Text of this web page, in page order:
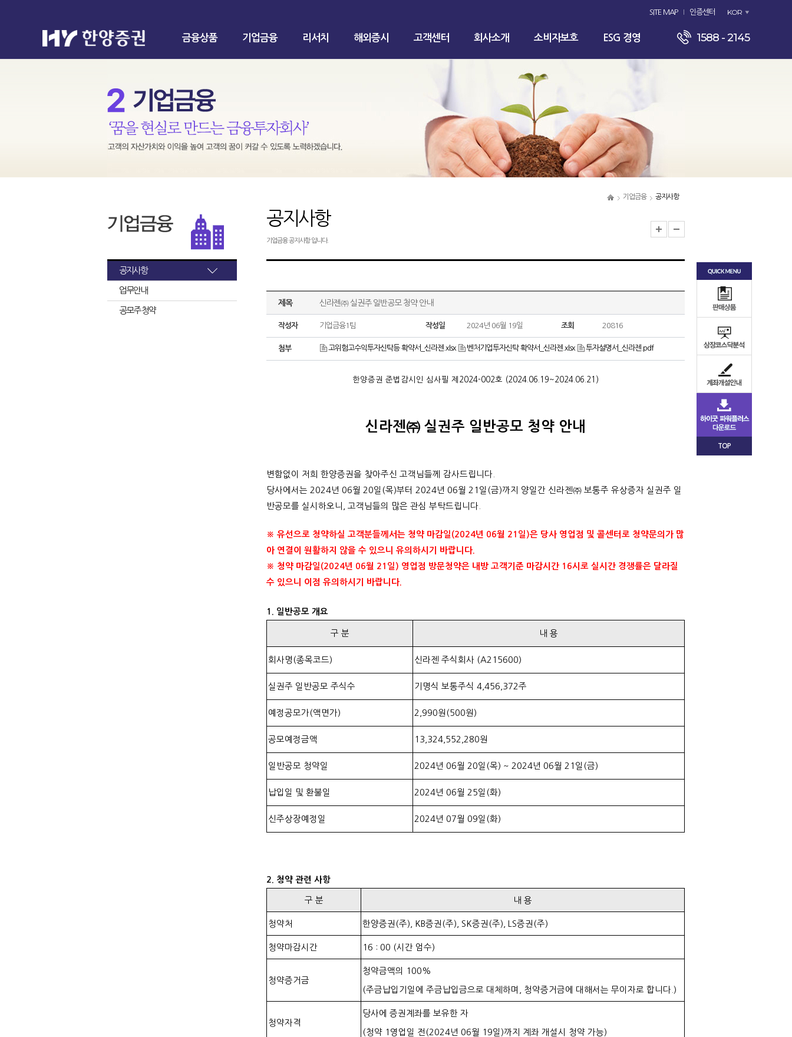
SITE MAP 인증센터 KOR
금융상품 기업금융 리서치 해외증시 고객센터 회사소개 소비자보호 ESG 경영 1588 - 2145
기업금융 공지사항
공지사항
업무안내
공모주 청약
공지사항
기업금융 공지사항 입니다.
제목 신라젠㈜ 실권주 일반공모 청약 안내
작성자 기업금융1팀 작성일 2024년 06월 19일 조회 20816
첨부 고위험고수익투자신탁등 확약서_신라젠.xlsx 벤처기업투자신탁 확약서_신라젠.xlsx 투자설명서_신라젠.pdf
한양증권 준법감시인 심사필 제2024-002호 (2024.06.19~2024.06.21)
신라젠㈜ 실권주 일반공모 청약 안내
변함없이 저희 한양증권을 찾아주신 고객님들께 감사드립니다.
당사에서는 2024년 06월 20일(목)부터 2024년 06월 21일(금)까지 양일간 신라젠㈜ 보통주 유상증자 실권주 일
반공모를 실시하오니, 고객님들의 많은 관심 부탁드립니다.
※ 유선으로 청약하실 고객분들께서는 청약 마감일(2024년 06월 21일)은 당사 영업점 및 콜센터로 청약문의가 많
아 연결이 원활하지 않을 수 있으니 유의하시기 바랍니다.
※ 청약 마감일(2024년 06월 21일) 영업점 방문청약은 내방 고객기준 마감시간 16시로 실시간 경쟁률은 달라질
수 있으니 이점 유의하시기 바랍니다.
1. 일반공모 개요
구 분 내 용
회사명(종목코드) 신라젠 주식회사 (A215600)
실권주 일반공모 주식수 기명식 보통주식 4,456,372주
예정공모가(액면가) 2,990원(500원)
공모예정금액 13,324,552,280원
일반공모 청약일 2024년 06월 20일(목) ~ 2024년 06월 21일(금)
납입일 및 환불일 2024년 06월 25일(화)
신주상장예정일 2024년 07월 09일(화)
2. 청약 관련 사항
구 분 내 용
청약처 한양증권(주), KB증권(주), SK증권(주), LS증권(주)
청약마감시간 16 : 00 (시간 엄수)
청약증거금
청약금액의 100%
(주금납입기일에 주금납입금으로 대체하며, 청약증거금에 대해서는 무이자로 합니다.)
청약자격
당사에 증권계좌를 보유한 자
(청약 1영업일 전(2024년 06월 19일)까지 계좌 개설시 청약 가능)
TOP